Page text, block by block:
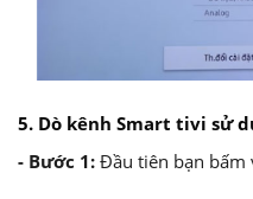
5. Dò kênh Smart tivi sử
- Bước 1: Đầu tiên bạn bấm